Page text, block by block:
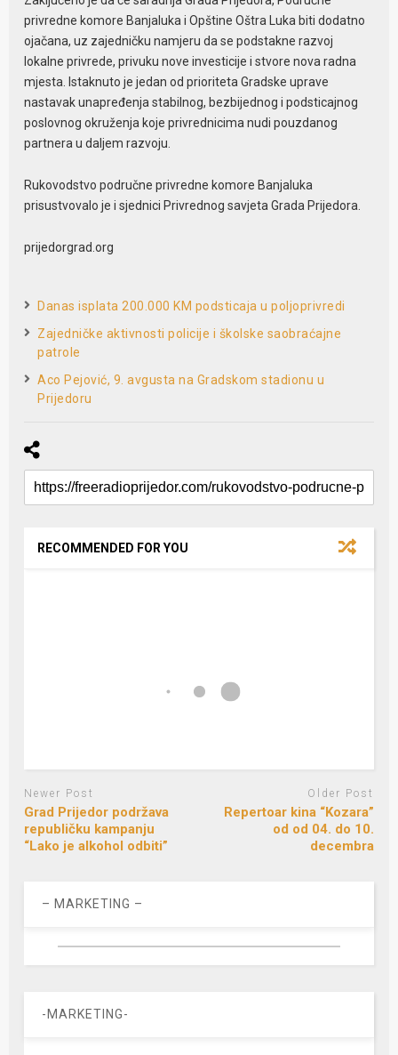
privredne komore Banjaluka i Opštine Oštra Luka biti dodatno
ojačana, uz zajedničku namjeru da se podstakne razvoj
lokalne privrede, privuku nove investicije i stvore nova radna
mjesta. Istaknuto je jedan od prioriteta Gradske uprave
nastavak unapređenja stabilnog, bezbijednog i podsticajnog
poslovnog okruženja koje privrednicima nudi pouzdanog
partnera u daljem razvoju.
Rukovodstvo područne privredne komore Banjaluka
prisustvovalo je i sjednici Privrednog savjeta Grada Prijedora.
prijedorgrad.org
Danas isplata 200.000 KM podsticaja u poljoprivredi
Zajedničke aktivnosti policije i školske saobraćajne
patrole
Aco Pejović, 9. avgusta na Gradskom stadionu u
Prijedoru
RECOMMENDED FOR YOU
Newer Post
Grad Prijedor podržava
republičku kampanju
“Lako je alkohol odbiti”
Older Post
Repertoar kina “Kozara”
od od 04. do 10.
decembra
– MARKETING –
-MARKETING-